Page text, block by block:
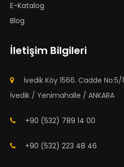
E-Katalog
Blog
İletişim Bilgileri
İvedik Köy 1566. Cadde No:5/1
İvedik / Yenimahalle / ANKARA
+90 (532) 789 14 00
+90 (532) 223 48 46